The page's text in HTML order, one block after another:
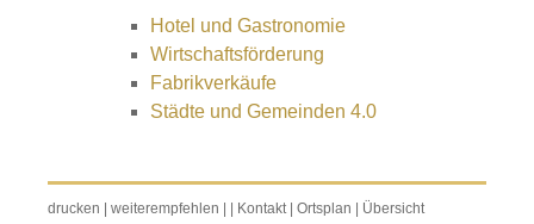
Hotel und Gastronomie
Wirtschaftsförderung
Fabrikverkäufe
Städte und Gemeinden 4.0
drucken weiterempfehlen Kontakt| Ortsplan Übersicht